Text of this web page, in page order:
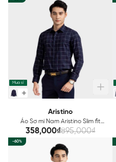
Mua sỉ
Aristino
Áo Sơ mi Nam Aristino Slim fit
ALS07602
358,000₫895,000₫
-60%